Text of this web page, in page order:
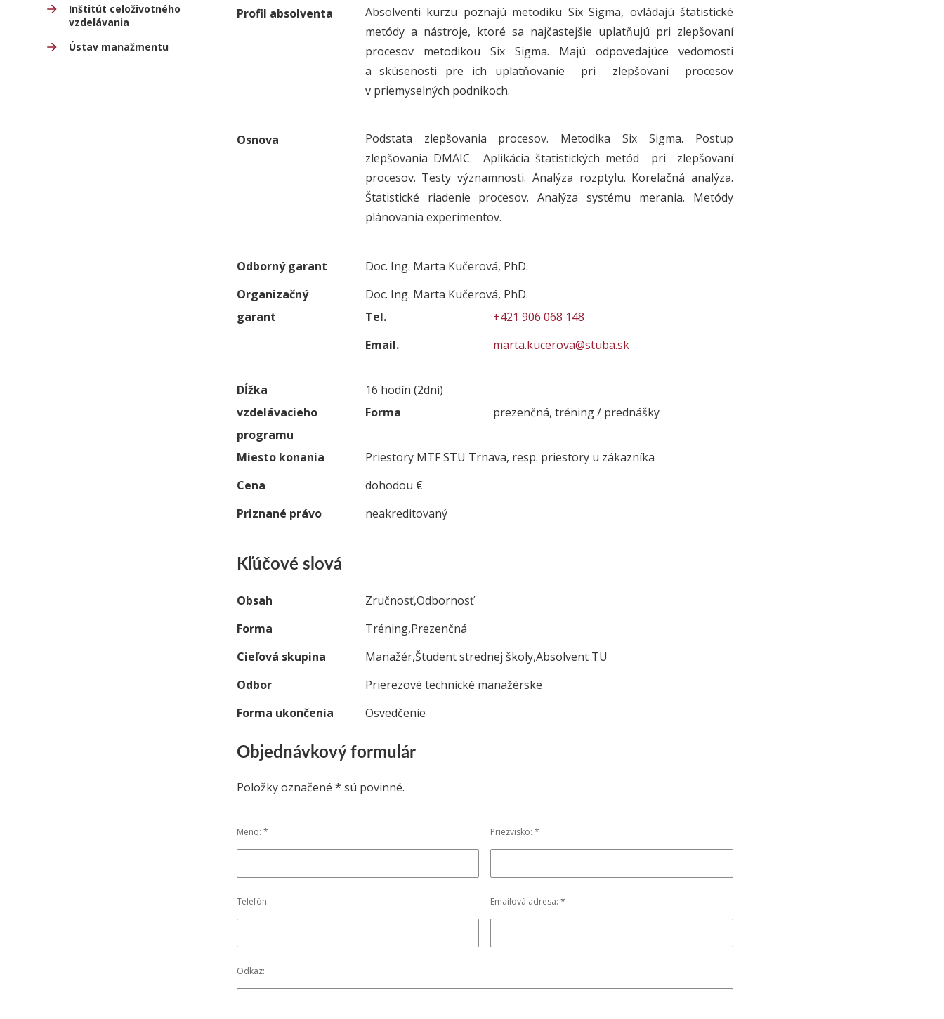
Inštitút celoživotného
vzdelávania
Ústav manažmentu
Profil absolventa
Absolventi kurzu poznajú metodiku Six Sigma, ovládajú štatistické
metódy a nástroje, ktoré sa najčastejšie uplatňujú pri zlepšovaní
procesov metodikou Six Sigma. Majú odpovedajúce vedomosti
a skúsenosti pre ich uplatňovanie pri zlepšovaní procesov
v priemyselných podnikoch.
Osnova
Podstata zlepšovania procesov. Metodika Six Sigma. Postup
zlepšovania DMAIC. Aplikácia štatistických metód pri zlepšovaní
procesov. Testy významnosti. Analýza rozptylu. Korelačná analýza.
Štatistické riadenie procesov. Analýza systému merania. Metódy
plánovania experimentov.
Odborný garant
Doc. Ing. Marta Kučerová, PhD.
Organizačný
garant
Doc. Ing. Marta Kučerová, PhD.
Tel.
+421 906 068 148
Email.
marta.kucerova@stuba.sk
Dĺžka
vzdelávacieho
programu
16 hodín (2dni)
Forma
prezenčná, tréning / prednášky
Miesto konania
Priestory MTF STU Trnava, resp. priestory u zákazníka
Cena
dohodou €
Priznané právo
neakreditovaný
Kľúčové slová
Obsah
Zručnosť,Odbornosť
Forma
Tréning,Prezenčná
Cieľová skupina
Manažér,Študent strednej školy,Absolvent TU
Odbor
Prierezové technické manažérske
Forma ukončenia
Osvedčenie
Objednávkový formulár
Položky označené * sú povinné.
Meno: * Priezvisko: *
Telefón: Emailová adresa: *
Odkaz: